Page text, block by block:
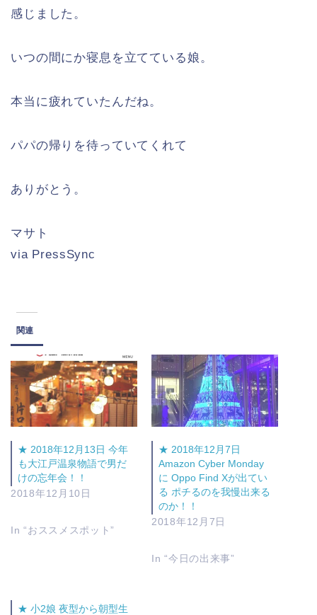
感じました。
いつの間にか寝息を立てている娘。
本当に疲れていたんだね。
パパの帰りを待っていてくれて
ありがとう。
マサト
via PressSync
関連
★ 2018年12月13日 今年
も大江戸温泉物語で男だ
けの忘年会！！
2018年12月10日
In “おススメスポット”
★ 2018年12月7日
Amazon Cyber Monday
に Oppo Find Xが出てい
る ポチるのを我慢出来る
のか！！
2018年12月7日
In “今日の出来事”
★ 小2娘 夜型から朝型生